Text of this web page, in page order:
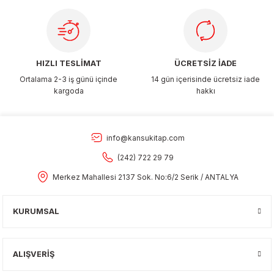
HIZLI TESLİMAT
Ortalama 2-3 iş günü içinde
kargoda
ÜCRETSİZ İADE
14 gün içerisinde ücretsiz iade
hakkı
info@kansukitap.com
(242) 722 29 79
Merkez Mahallesi 2137 Sok. No:6/2 Serik / ANTALYA
KURUMSAL
ALIŞVERİŞ